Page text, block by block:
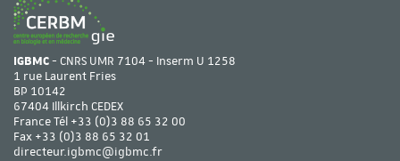
IGBMC- CNRS UMR 7104 - Inserm U 1258
1 rue Laurent Fries
BP 10142
67404 Illkirch CEDEX
France Tél +33 (0)3 88 65 32 00
Fax +33 (0)3 88 65 32 01
directeur.igbmc@igbmc.fr